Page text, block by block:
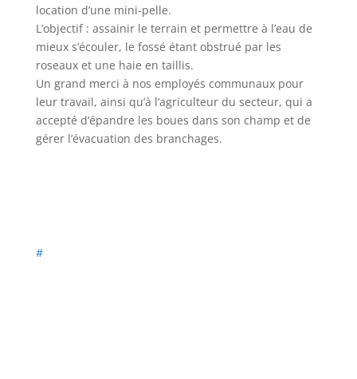
location d’une mini-pelle.
L’objectif : assainir le terrain et permettre à l’eau de
mieux s’écouler, le fossé étant obstrué par les
roseaux et une haie en taillis.
Un grand merci à nos employés communaux pour
leur travail, ainsi qu’à l’agriculteur du secteur, qui a
accepté d’épandre les boues dans son champ et de
gérer l’évacuation des branchages.
#